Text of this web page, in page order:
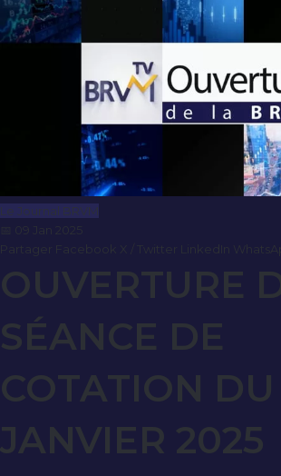
Le Journal BRVM
OUVERTURE
SÉANCE DE
COTATION DU
JANVIER 2025